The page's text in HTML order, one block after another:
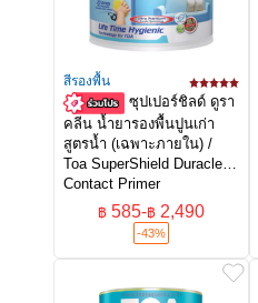
สีรองพื้น
ซุปเปอร์ชิลด์ ดูรา
คลีน น้ำยารองพื้นปูนเก่า
สูตรน้ำ (เฉพาะภายใน) /
Toa SuperShield Duraclean
Contact Primer
฿ 585-฿ 2,490
-43%